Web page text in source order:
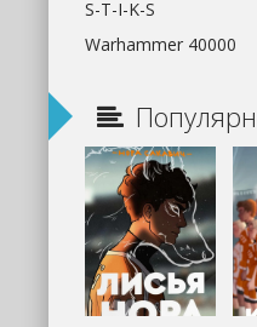
S-T-I-K-S
Warhammer 40000